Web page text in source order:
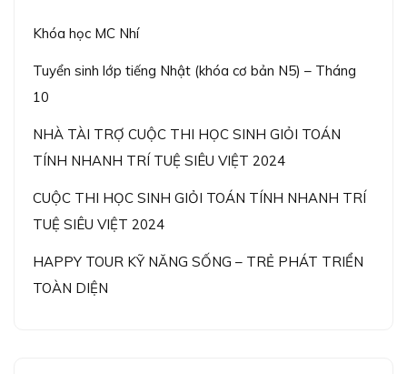
Khóa học MC Nhí
Tuyển sinh lớp tiếng Nhật (khóa cơ bản N5) – Tháng
10
NHÀ TÀI TRỢ CUỘC THI HỌC SINH GIỎI TOÁN
TÍNH NHANH TRÍ TUỆ SIÊU VIỆT 2024
CUỘC THI HỌC SINH GIỎI TOÁN TÍNH NHANH TRÍ
TUỆ SIÊU VIỆT 2024
HAPPY TOUR KỸ NĂNG SỐNG – TRẺ PHÁT TRIỂN
TOÀN DIỆN